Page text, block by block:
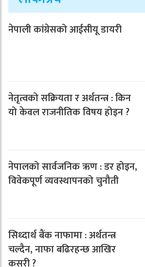
नेपाली कांग्रेसको आईसीयू डायरी
नेतृत्वको सक्रियता र अर्थतन्त्र : किन
यो केवल राजनीतिक विषय होइन ?
नेपालको सार्वजनिक ऋण : डर होइन,
विवेकपूर्ण व्यवस्थापनको चुनौती
सिध्दार्थ बैंक नाफामा : अर्थतन्त्र
चल्दैन, नाफा बढिरहन्छ आखिर
कसरी ?